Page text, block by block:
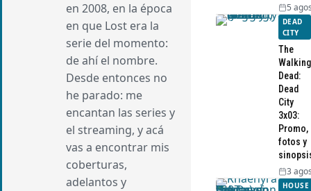
en 2008, en la época
en que Lost era la
serie del momento:
de ahí el nombre.
Desde entonces no
he parado: me
encantan las series y
el streaming, y acá
vas a encontrar mis
coberturas,
adelantos y
5
DEAD
CITY
The
Walking
Dead:
Dead
City
3x03:
Promo,
fotos y
3
HOUSE